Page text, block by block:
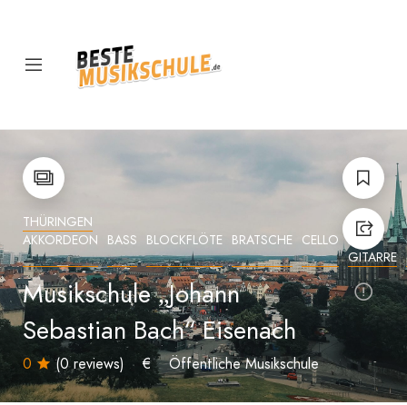
THÜRINGEN
AKKORDEON
BASS BLOCKFLÖTE BRATSCHE CELLO E-
GITARRE
Musikschule „Johann
Sebastian Bach“ Eisenach
0 (0 reviews) € Öffentliche Musikschule